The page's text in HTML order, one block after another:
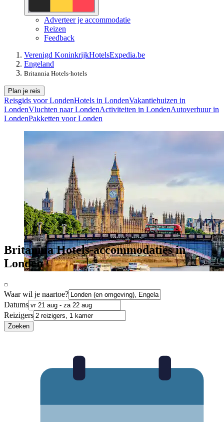
Adverteer je accommodatie
Reizen
Feedback
Verenigd KoninkrijkHotelsExpedia.be
Engeland
Britannia Hotels-hotels
Plan je reis
Reisgids voor LondenHotels in LondenVakantiehuizen in
LondenVluchten naar LondenActiviteiten in LondenAutoverhuur in
LondenPakketten voor Londen
Britannia Hotels-accommodaties in
Londen
Waar wil je naartoe?
Datums
Reizigers
Zoeken